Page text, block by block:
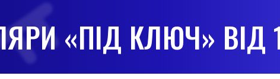
«ПІД КЛЮЧ» ВІД